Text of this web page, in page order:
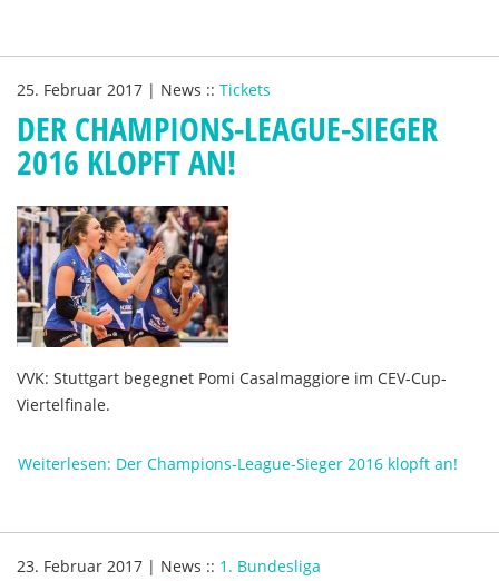
25. Februar 2017 | News :: Tickets
DER CHAMPIONS-LEAGUE-SIEGER
2016 KLOPFT AN!
VVK: Stuttgart begegnet Pomi Casalmaggiore im CEV-Cup-
Viertelfinale.
Weiterlesen: Der Champions-League-Sieger 2016 klopft an!
23. Februar 2017 | News :: 1. Bundesliga